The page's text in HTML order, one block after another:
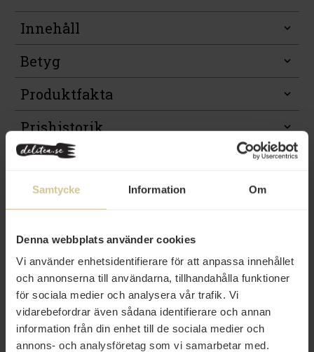
Samtycke Information Om
Denna webbplats använder cookies
Vi använder enhetsidentifierare för att anpassa innehållet
och annonserna till användarna, tillhandahålla funktioner
för sociala medier och analysera vår trafik. Vi
vidarebefordrar även sådana identifierare och annan
information från din enhet till de sociala medier och
annons- och analysföretag som vi samarbetar med.
Innehåll
Betyg
Produktfakta
Prishistorik
Från samma varumärke